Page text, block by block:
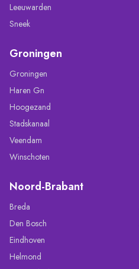
Leeuwarden
Sneek
Groningen
Groningen
Haren Gn
Hoogezand
Stadskanaal
Veendam
Winschoten
Noord-Brabant
Breda
Den Bosch
Eindhoven
Helmond